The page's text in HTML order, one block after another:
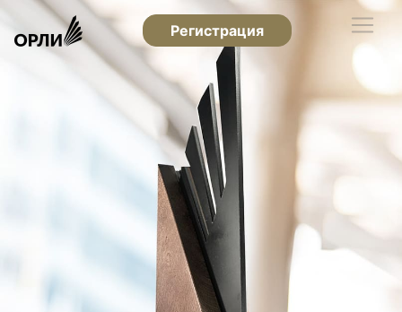
Регистрация